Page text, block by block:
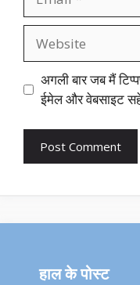
अगली बार जब मैं
ईमेल और वेबसाइट
हाल के पोस्ट